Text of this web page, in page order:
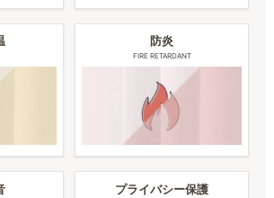
防炎
FIRE RETARDANT
プライバシー保護